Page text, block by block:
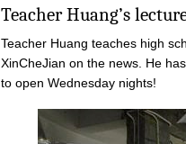
Teacher Huang’s
Teacher Huang teaches high
XinCheJian on the news. He
to open Wednesday nights!